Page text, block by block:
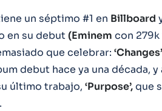
un séptimo #1 en Billboard
en su debut (Eminem con 279k
que celebrar: ‘Changes’
debut hace ya una década, y
último trabajo, ‘Purpose’,que